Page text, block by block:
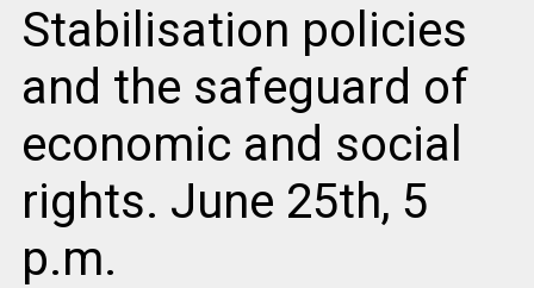
Stabilisation policies
and the safeguard of
economic and social
rights. June 25th, 5
p.m.